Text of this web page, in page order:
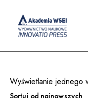
Wyświetlanie jednego